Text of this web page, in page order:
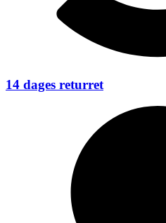
14 dages returret